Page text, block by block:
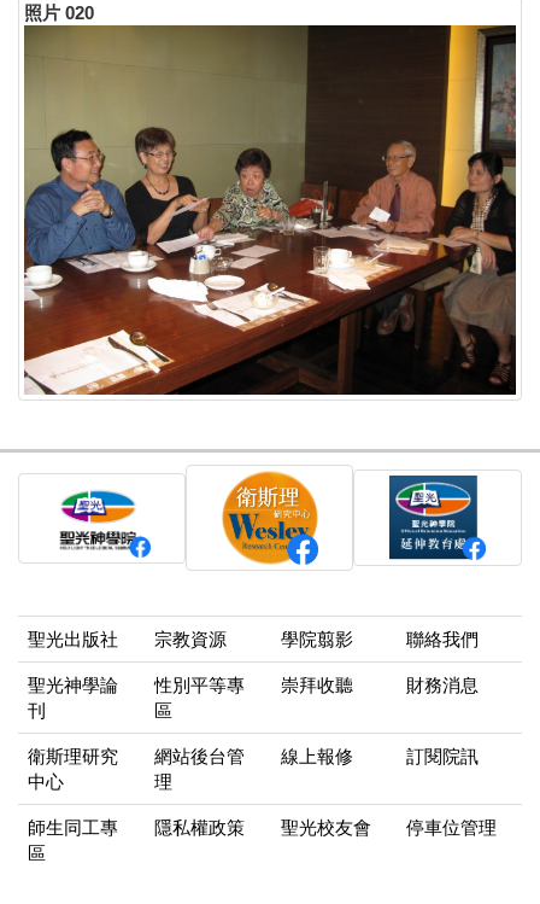
照片 020
聖光出版社 宗教資源 學院翦影 聯絡我們
聖光神學論
刊
性別平等專
區
崇拜收聽 財務消息
衛斯理研究
中心
網站後台管
理
線上報修 訂閱院訊
師生同工專
區
隱私權政策 聖光校友會 停車位管理